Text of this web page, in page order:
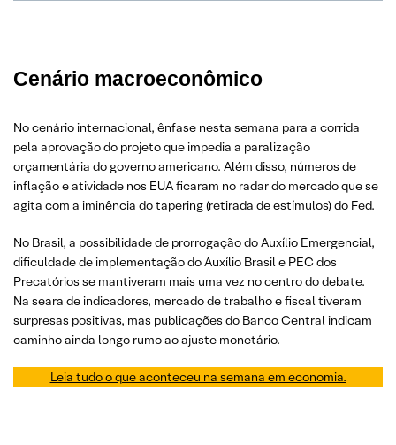
Cenário macroeconômico
No cenário internacional, ênfase nesta semana para a corrida
pela aprovação do projeto que impedia a paralização
orçamentária do governo americano. Além disso, números de
inflação e atividade nos EUA ficaram no radar do mercado que se
agita com a iminência do tapering (retirada de estímulos) do Fed.
No Brasil, a possibilidade de prorrogação do Auxílio Emergencial,
dificuldade de implementação do Auxílio Brasil e PEC dos
Precatórios se mantiveram mais uma vez no centro do debate.
Na seara de indicadores, mercado de trabalho e fiscal tiveram
surpresas positivas, mas publicações do Banco Central indicam
caminho ainda longo rumo ao ajuste monetário.
Leia tudo o que aconteceu na semana em economia.